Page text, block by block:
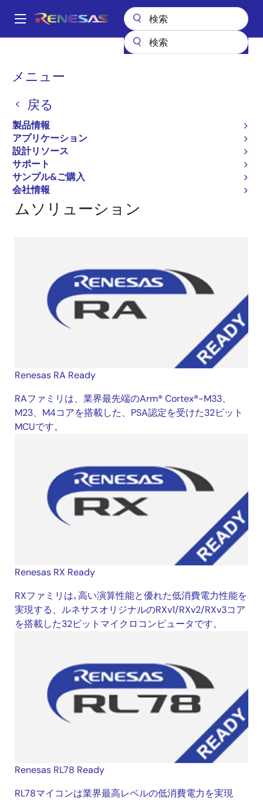
ン
Main
メニュー
戻る
製品情報
アプリケーション
設計リソース
サポート
サンプル&ご購入
会社情報
パ
く
ず
Renesas Ready Partner
Network
ルネサスのパートナエコシステ
ムソリューション
Renesas RA Ready
RAファミリは、業界最先端のArm® Cortex®-M33、
M23、M4コアを搭載した、PSA認定を受けた32ビット
MCUです。
Renesas RX Ready
RXファミリは､高い演算性能と優れた低消費電力性能を
実現する、ルネサスオリジナルのRXv1/RXv2/RXv3コア
を搭載した32ビットマイクロコンピュータです。
Renesas RL78 Ready
RL78マイコンは業界最高レベルの低消費電力を実現